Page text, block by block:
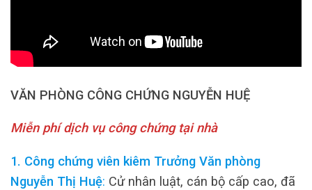
VĂN PHÒNG CÔNG CHỨNG NGUYỄN HUỆ
Miễn phí dịch vụ công chứng tại nhà
1. Công chứng viên kiêm Trưởng Văn phòng
Nguyễn Thị Huệ: Cử nhân luật, cán bộ cấp cao, đã